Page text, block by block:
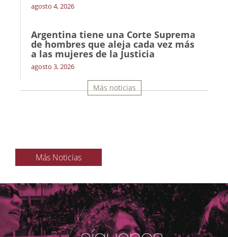
agosto 4, 2026
Argentina tiene una Corte Suprema
de hombres que aleja cada vez más
a las mujeres de la Justicia
agosto 3, 2026
Más noticias
Más Noticias